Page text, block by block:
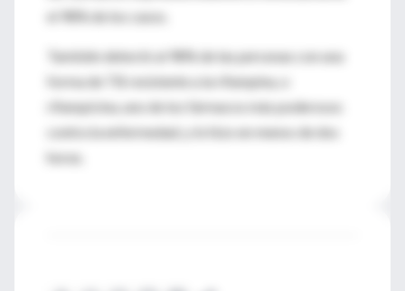
el 98% de los casos.
También detectó al 98% de las personas con una
forma de TB resistente a la rifampina, o
rifampicina, uno de los fármacos más poderosos
contra la enfermedad, y lo hizo en menos de dos
horas.